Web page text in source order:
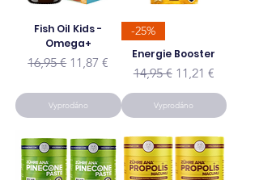
Fish Oil Kids -
Omega+
Běžná cena
16,95 € Zvýhodněná cena
11,87 €
Vyprodáno
-25%
Energie Booster
Běžná cena
14,95 € Zvýhodněná
11,21 €
Vyprodáno